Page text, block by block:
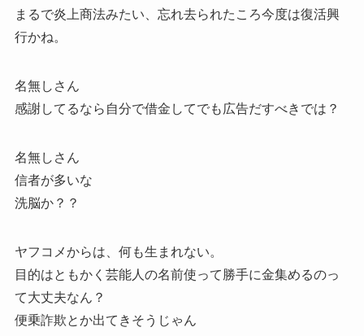
まるで炎上商法みたい、忘れ去られたころ今度は復活興
行かね。
名無しさん
感謝してるなら自分で借金してでも広告だすべきでは？
名無しさん
信者が多いな
洗脳か？？
ヤフコメからは、何も生まれない。
目的はともかく芸能人の名前使って勝手に金集めるのっ
て大丈夫なん？
便乗詐欺とか出てきそうじゃん